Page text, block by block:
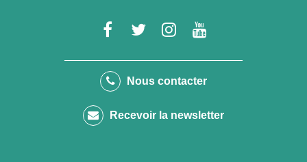
Lien
le
Facebook
Lien
le
Twitter
Lien
le
Instagram
Youtube
Nous contacter
Recevoir la newsletter